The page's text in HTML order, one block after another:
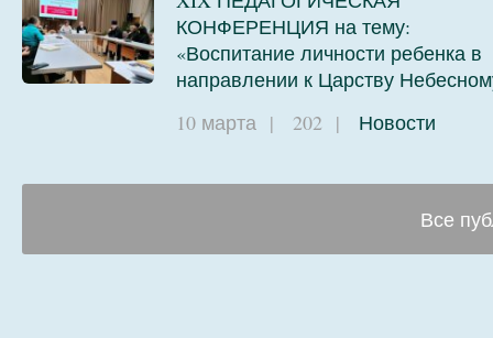
КОНФЕРЕНЦИЯ на тему:
«Воспитание личности ребенка в
направлении к Царству
10 марта | 202 | Новости
Все